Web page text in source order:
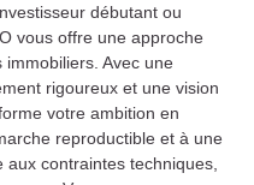
débutant ou
vous offre une approche
Avec une
rigoureux et une vision
votre ambition en
reproductible et à une
contraintes techniques,